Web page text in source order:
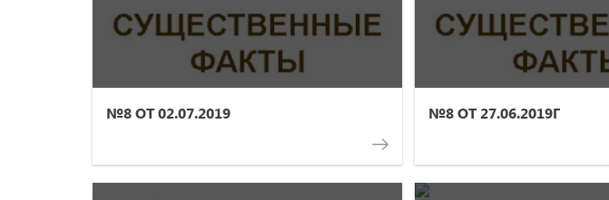
№8 ОТ 02.07.2019 №8 ОТ 27.06.2019Г